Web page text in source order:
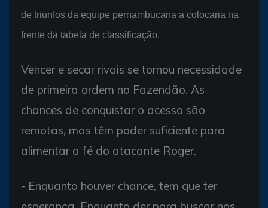
de triunfos da equipe pernambucana a colocaria na
frente da tabela de classificação.
Vencer e secar rivais se tornou necessidade
de primeira ordem no Fazendão. As
chances de conquistar o acesso são
remotas, mas têm poder suficiente para
alimentar a fé do atacante Roger.
- Enquanto houver chance, tem que ter